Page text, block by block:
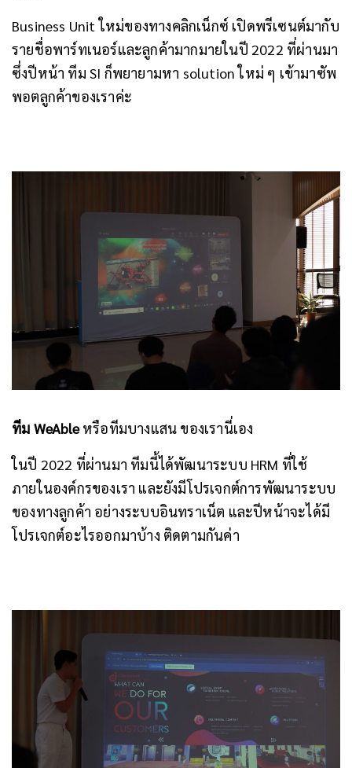
Business Unit ใหม่ของทางคลิกเน็กซ์ เปิดพรีเซนต์มากับ
รายชื่อพาร์ทเนอร์และลูกค้ามากมายในปี 2022 ที่ผ่านมา
ซึ่งปีหน้า ทีม SI ก็พยายามหา solution ใหม่ ๆ เข้ามาซัพ
พอตลูกค้าของเราค่ะ
ทีม WeAbleหรือทีมบางแสน ของเรานี่เอง
ในปี 2022 ที่ผ่านมา ทีมนี้ได้พัฒนาระบบ HRM ที่ใช้
ภายในองค์กรของเรา และยังมีโปรเจกต์การพัฒนาระบบ
ของทางลูกค้า อย่างระบบอินทราเน็ต และปีหน้าจะได้มี
โปรเจกต์อะไรออกมาบ้าง ติดตามกันค่า